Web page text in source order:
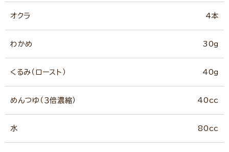
オクラ 4本
わかめ 30g
くるみ（ロースト） 40g
めんつゆ（３倍濃縮） 40cc
水 80cc